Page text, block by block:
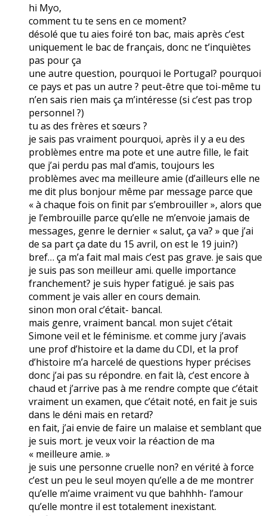
hi Myo,
comment tu te sens en ce moment?
désolé que tu aies foiré ton bac, mais après c’est
uniquement le bac de français, donc ne t’inquiètes
pas pour ça
une autre question, pourquoi le Portugal? pourquoi
ce pays et pas un autre ? peut-être que toi-même tu
n’en sais rien mais ça m’intéresse (si c’est pas trop
personnel ?)
tu as des frères et sœurs ?
je sais pas vraiment pourquoi, après il y a eu des
problèmes entre ma pote et une autre fille, le fait
que j’ai perdu pas mal d’amis, toujours les
problèmes avec ma meilleure amie (d’ailleurs elle ne
me dit plus bonjour même par message parce que
« à chaque fois on finit par s’embrouiller », alors que
je l’embrouille parce qu’elle ne m’envoie jamais de
messages, genre le dernier « salut, ça va? » que j’ai
de sa part ça date du 15 avril, on est le 19 juin?)
bref… ça m’a fait mal mais c’est pas grave. je sais que
je suis pas son meilleur ami. quelle importance
franchement? je suis hyper fatigué. je sais pas
comment je vais aller en cours demain.
sinon mon oral c’était- bancal.
mais genre, vraiment bancal. mon sujet c’était
Simone veil et le féminisme. et comme jury j’avais
une prof d’histoire et la dame du CDI, et la prof
d’histoire m’a harcelé de questions hyper précises
donc j’ai pas su répondre. en fait là, c’est encore à
chaud et j’arrive pas à me rendre compte que c’était
vraiment un examen, que c’était noté, en fait je suis
dans le déni mais en retard?
en fait, j’ai envie de faire un malaise et semblant que
je suis mort. je veux voir la réaction de ma
« meilleure amie. »
je suis une personne cruelle non? en vérité à force
c’est un peu le seul moyen qu’elle a de me montrer
qu’elle m’aime vraiment vu que bahhhh- l’amour
qu’elle montre il est totalement inexistant.